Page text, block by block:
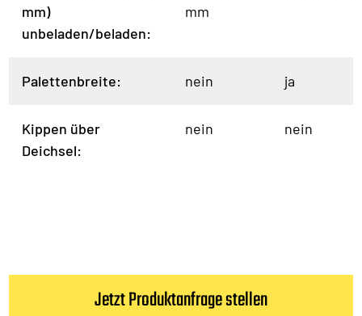
mm)
unbeladen/beladen:
mm
Palettenbreite: nein ja
Kippen über
Deichsel:
nein nein
Jetzt Produktanfrage stellen